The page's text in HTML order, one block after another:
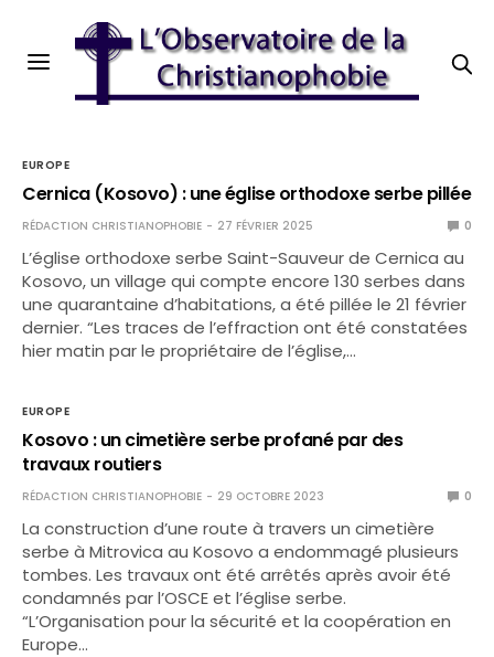
EUROPE
Cernica (Kosovo) : une église orthodoxe serbe pillée
RÉDACTION CHRISTIANOPHOBIE 27 FÉVRIER 2025 0
L’église orthodoxe serbe Saint-Sauveur de Cernica au
Kosovo, un village qui compte encore 130 serbes dans
une quarantaine d’habitations, a été pillée le 21 février
dernier. “Les traces de l’effraction ont été constatées
hier matin par le propriétaire de l’église,…
EUROPE
Kosovo : un cimetière serbe profané par des
travaux routiers
RÉDACTION CHRISTIANOPHOBIE 29 OCTOBRE 2023 0
La construction d’une route à travers un cimetière
serbe à Mitrovica au Kosovo a endommagé plusieurs
tombes. Les travaux ont été arrêtés après avoir été
condamnés par l’OSCE et l’église serbe.
“L’Organisation pour la sécurité et la coopération en
Europe…